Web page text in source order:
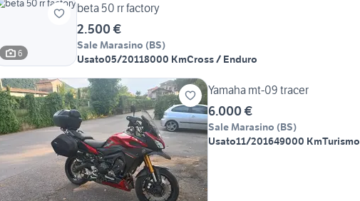
6
beta 50 rr factory
2.500 €
Sale Marasino (BS)
Usato05/20118000 KmCross / Enduro
Yamaha mt-09 tracer
6.000 €
Sale Marasino (BS)
Usato11/201649000 KmTurismo